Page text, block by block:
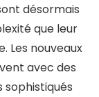
désormais
que leur
Les nouveaux
avec des